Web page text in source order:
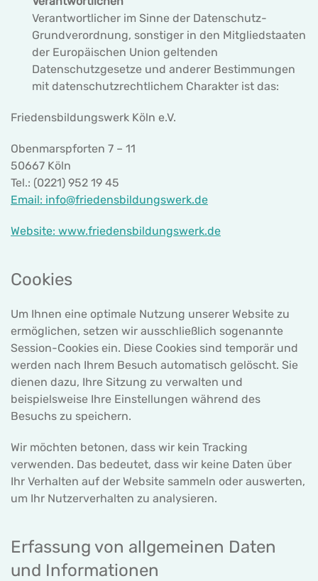
Verantwortlicher im Sinne der Datenschutz-
Grundverordnung, sonstiger in den Mitgliedstaaten
der Europäischen Union geltenden
Datenschutzgesetze und anderer Bestimmungen
mit datenschutzrechtlichem Charakter ist das:
Friedensbildungswerk Köln e.V.
Obenmarspforten 7 – 11
50667 Köln
Tel.: (0221) 952 19 45
Email: info@friedensbildungswerk.de
Website: www.friedensbildungswerk.de
Cookies
Um Ihnen eine optimale Nutzung unserer Website zu
ermöglichen, setzen wir ausschließlich sogenannte
Session-Cookies ein. Diese Cookies sind temporär und
werden nach Ihrem Besuch automatisch gelöscht. Sie
dienen dazu, Ihre Sitzung zu verwalten und
beispielsweise Ihre Einstellungen während des
Besuchs zu speichern.
Wir möchten betonen, dass wir kein Tracking
verwenden. Das bedeutet, dass wir keine Daten über
Ihr Verhalten auf der Website sammeln oder auswerten,
um Ihr Nutzerverhalten zu analysieren.
Erfassung von allgemeinen Daten
und Informationen